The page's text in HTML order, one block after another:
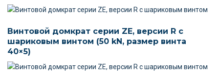
Винтовой домкрат серии ZE, версии R c
шариковым винтом (50 kN, размер винта
40×5)